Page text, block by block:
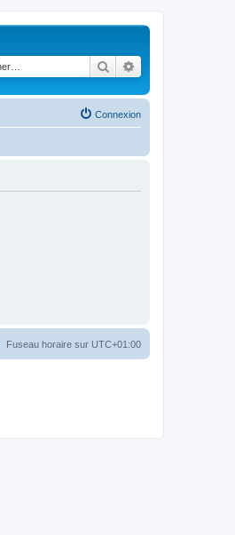
Rechercher
Connexion
Fuseau horaire sur UTC+01:00